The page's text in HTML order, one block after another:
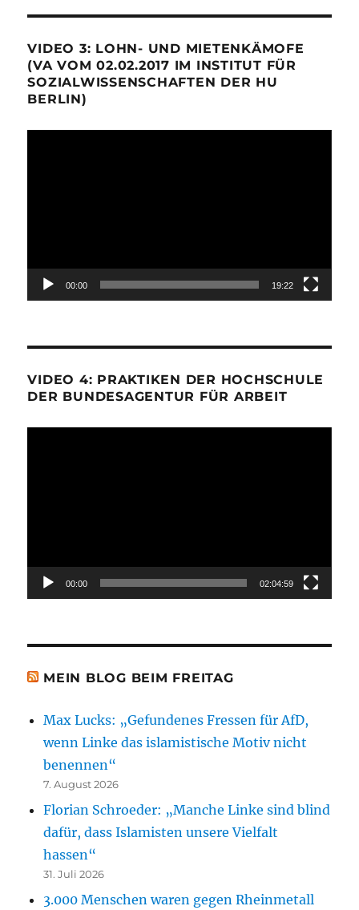
VIDEO 3: LOHN- UND MIETENKÄMOFE
(VA VOM 02.02.2017 IM INSTITUT FÜR
SOZIALWISSENSCHAFTEN DER HU
BERLIN)
00:00 19:22
VIDEO 4: PRAKTIKEN DER HOCHSCHULE
DER BUNDESAGENTUR FÜR ARBEIT
00:00 02:04:59
MEIN BLOG BEIM FREITAG
Max Lucks: „Gefundenes Fressen für AfD,
wenn Linke das islamistische Motiv nicht
benennen“
7. August 2026
Florian Schroeder: „Manche Linke sind blind
dafür, dass Islamisten unsere Vielfalt
hassen“
31. Juli 2026
3.000 Menschen waren gegen Rheinmetall